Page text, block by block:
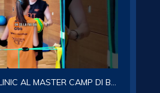
CAMP DI BRUNICO CON LA CAPITANA ASIA WOLOSZ!